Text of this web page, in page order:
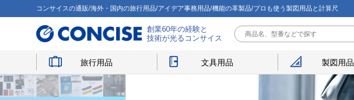
コンサイスの通販/海外・国内の旅行用品/アイデア事務用品/機能の革製品/プロも使う製図用品と計算尺
創業60年の経験と
技術が光るコンサイス
旅行用品 文具用品 製図用品